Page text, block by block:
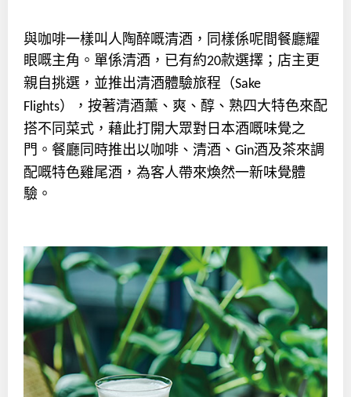
與咖啡一樣叫人陶醉嘅清酒，同樣係呢間餐廳耀
眼嘅主角。單係清酒，已有約20款選擇；店主更
親自挑選，並推出清酒體驗旅程（Sake
Flights），按著清酒薰、爽、醇、熟四大特色來配
搭不同菜式，藉此打開大眾對日本酒嘅味覺之
門。餐廳同時推出以咖啡、清酒、 Gin酒及茶來調
配嘅特色雞尾酒，為客人帶來煥然一新味覺體
驗。